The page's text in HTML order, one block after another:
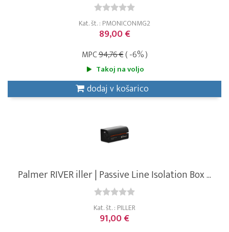
Kat. št. : PMONICONMG2
89,00 €
MPC94,76 €( -6% )
Takoj na voljo
dodaj v košarico
Palmer RIVER iller | Passive Line Isolation Box ...
Kat. št. : PILLER
91,00 €